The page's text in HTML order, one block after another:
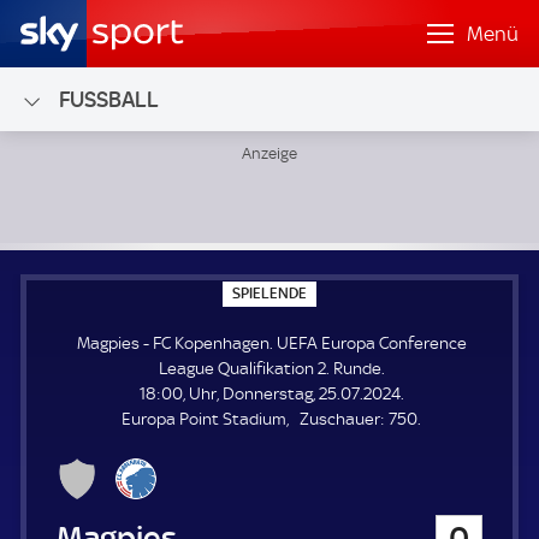
Menü
FUSSBALL
SPIELENDE
P
E
E
N
D
E
Magpies - FC Kopenhagen. UEFA Europa Conference
League Qualifikation 2. Runde.
18:00, Uhr, Donnerstag, 25.07.2024.
Europa Point Stadium
Zuschauer: Z
750.